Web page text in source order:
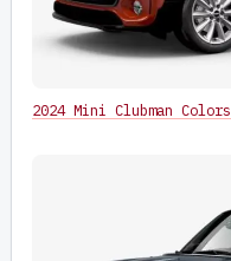
2024 Mini Clubman Colors